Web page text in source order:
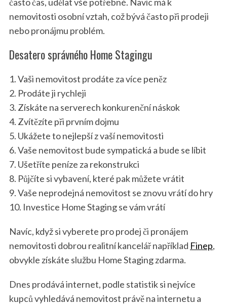
nemovitosti osobní vztah, což bývá často při prodeji
nebo pronájmu problém.
Desatero správného Home Stagingu
1. Vaši nemovitost prodáte za více peněz
2. Prodáte ji rychleji
3. Získáte na serverech konkurenční náskok
4. Zvítězíte při prvním dojmu
5. Ukážete to nejlepší z vaší nemovitosti
6. Vaše nemovitost bude sympatická a bude se líbit
7. Ušetříte peníze za rekonstrukci
8. Půjčíte si vybavení, které pak můžete vrátit
9. Vaše neprodejná nemovitost se znovu vrátí do hry
10. Investice Home Staging se vám vrátí
Navíc, když si vyberete pro prodej či pronájem
nemovitosti dobrou realitní kancelář například Finep,
obvykle získáte službu Home Staging zdarma.
Dnes prodává internet, podle statistik si nejvíce
kupců vyhledává nemovitost právě na internetu a